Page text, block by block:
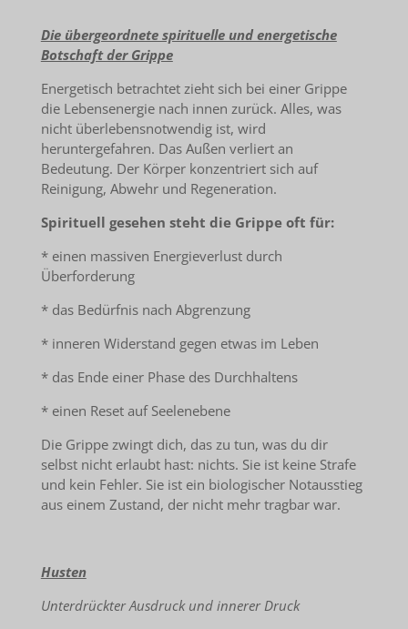
Die übergeordnete spirituelle und energetische
Botschaft der Grippe
Energetisch betrachtet zieht sich bei einer Grippe
die Lebensenergie nach innen zurück. Alles, was
nicht überlebensnotwendig ist, wird
heruntergefahren. Das Außen verliert an
Bedeutung. Der Körper konzentriert sich auf
Reinigung, Abwehr und Regeneration.
Spirituell gesehen steht die Grippe oft für:
* einen massiven Energieverlust durch
Überforderung
* das Bedürfnis nach Abgrenzung
* inneren Widerstand gegen etwas im Leben
* das Ende einer Phase des Durchhaltens
* einen Reset auf Seelenebene
Die Grippe zwingt dich, das zu tun, was du dir
selbst nicht erlaubt hast: nichts. Sie ist keine Strafe
und kein Fehler. Sie ist ein biologischer Notausstieg
aus einem Zustand, der nicht mehr tragbar war.
Husten
Unterdrückter Ausdruck und innerer Druck